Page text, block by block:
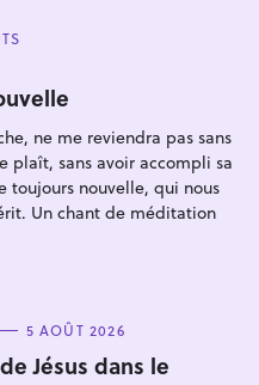
ne me reviendra pas sans
plaît, sans avoir accompli sa
toujours nouvelle, qui nous
Un chant de méditation
5 AOÛT 2026
Jésus dans le